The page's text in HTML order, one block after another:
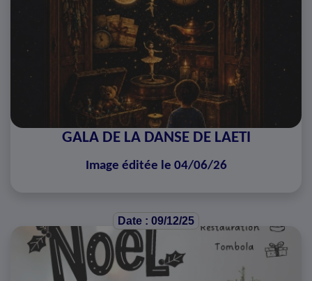
GALA DE LA DANSE DE LAETI
Image éditée le 04/06/26
Date : 09/12/25